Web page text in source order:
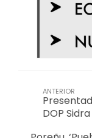
ANTERIOR
DOP